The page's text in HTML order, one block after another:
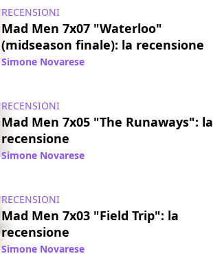
RECENSIONI
Mad Men 7x07 "Waterloo"
(midseason finale): la recensione
Simone Novarese
RECENSIONI
Mad Men 7x05 "The Runaways": la
recensione
Simone Novarese
RECENSIONI
Mad Men 7x03 "Field Trip": la
recensione
Simone Novarese